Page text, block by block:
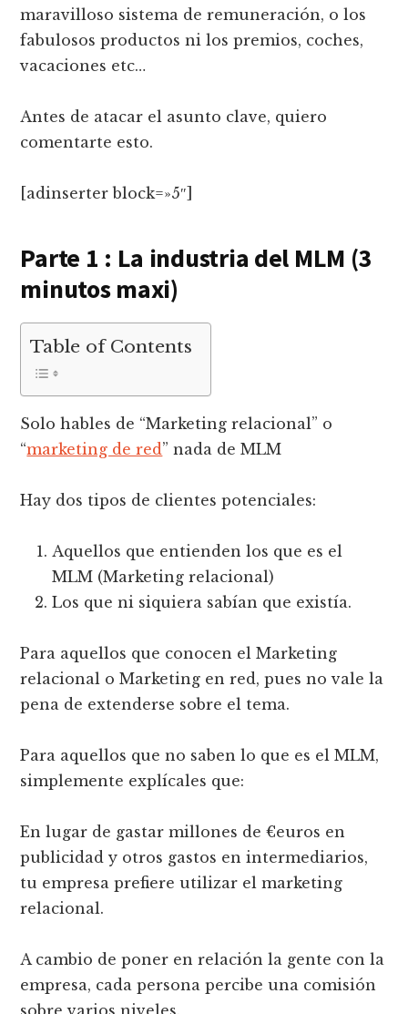
maravilloso sistema de remuneración, o los
fabulosos productos ni los premios, coches,
vacaciones etc…
Antes de atacar el asunto clave, quiero
comentarte esto.
[adinserter block=»5″]
Parte 1 : La industria del MLM (3
minutos maxi)
Table of Contents
Solo hables de “Marketing relacional” o
“marketing de red” nada de MLM
Hay dos tipos de clientes potenciales:
Aquellos que entienden los que es el
MLM (Marketing relacional)
Los que ni siquiera sabían que existía.
Para aquellos que conocen el Marketing
relacional o Marketing en red, pues no vale la
pena de extenderse sobre el tema.
Para aquellos que no saben lo que es el MLM,
simplemente explícales que:
En lugar de gastar millones de €euros en
publicidad y otros gastos en intermediarios,
tu empresa prefiere utilizar el marketing
relacional.
A cambio de poner en relación la gente con la
empresa, cada persona percibe una comisión